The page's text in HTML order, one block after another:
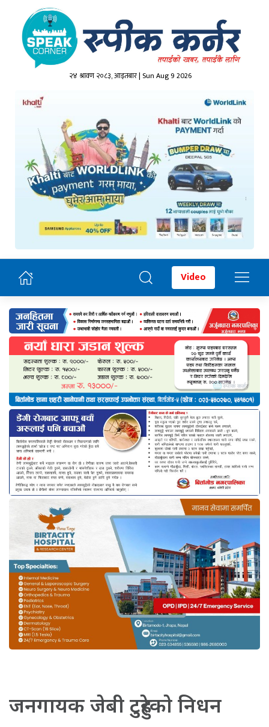
२४ श्रावण २०८३, आइतबार | Sun Aug 9 2026
Video
जनगायक जेबी टुहुरेकाे निधन